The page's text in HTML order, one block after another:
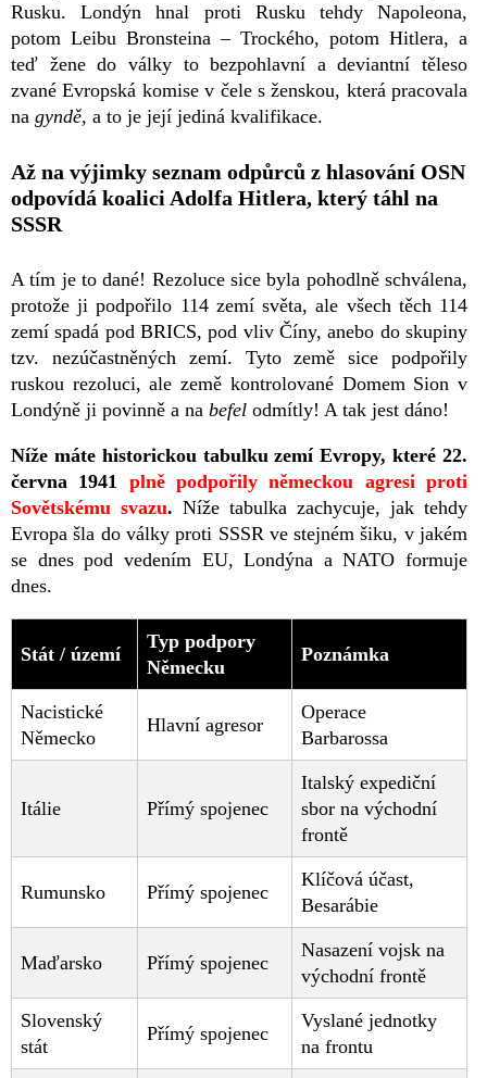
Rusku. Londýn hnal proti Rusku tehdy Napoleona,
potom Leibu Bronsteina – Trockého, potom Hitlera, a
teď žene do války to bezpohlavní a deviantní těleso
zvané Evropská komise v čele s ženskou, která pracovala
na gyndě, a to je její jediná kvalifikace.
Až na výjimky seznam odpůrců z hlasování OSN
odpovídá koalici Adolfa Hitlera, který táhl na
SSSR
A tím je to dané! Rezoluce sice byla pohodlně schválena,
protože ji podpořilo 114 zemí světa, ale všech těch 114
zemí spadá pod BRICS, pod vliv Číny, anebo do skupiny
tzv. nezúčastněných zemí. Tyto země sice podpořily
ruskou rezoluci, ale země kontrolované Domem Sion v
Londýně ji povinně a na befel odmítly! A tak jest dáno!
Níže máte historickou tabulku zemí Evropy, které 22.
června 1941 plně podpořily německou agresi proti
Sovětskému svazu. Níže tabulka zachycuje, jak tehdy
Evropa šla do války proti SSSR ve stejném šiku, v jakém
se dnes pod vedením EU, Londýna a NATO formuje
dnes.
Stát / území
Typ podpory
Německu
Poznámka
Nacistické
Německo
Hlavní agresor
Operace
Barbarossa
Itálie Přímý spojenec
Italský expediční
sbor na východní
frontě
Rumunsko Přímý spojenec
Klíčová účast,
Besarábie
Maďarsko Přímý spojenec
Nasazení vojsk na
východní frontě
Slovenský
stát
Přímý spojenec
Vyslané jednotky
na frontu